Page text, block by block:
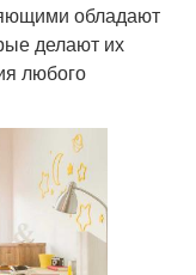
обладают
делают их
любого